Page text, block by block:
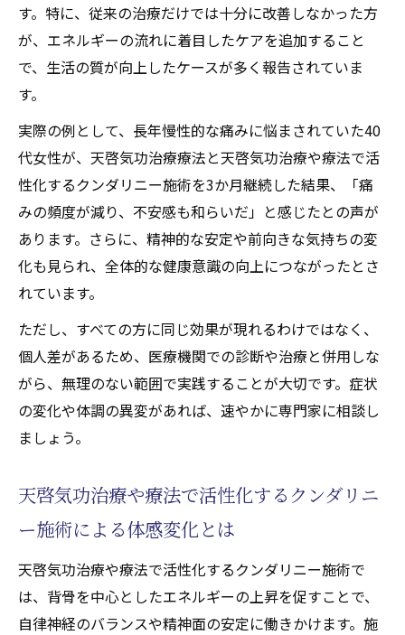
す。特に、従来の治療だけでは十分に改善しなかった方
が、エネルギーの流れに着目したケアを追加すること
で、生活の質が向上したケースが多く報告されていま
す。
実際の例として、長年慢性的な痛みに悩まされていた40
代女性が、天啓気功治療療法と天啓気功治療や療法で活
性化するクンダリニー施術を3か月継続した結果、「痛
みの頻度が減り、不安感も和らいだ」と感じたとの声が
あります。さらに、精神的な安定や前向きな気持ちの変
化も見られ、全体的な健康意識の向上につながったとさ
れています。
ただし、すべての方に同じ効果が現れるわけではなく、
個人差があるため、医療機関での診断や治療と併用しな
がら、無理のない範囲で実践することが大切です。症状
の変化や体調の異変があれば、速やかに専門家に相談し
ましょう。
天啓気功治療や療法で活性化するクンダリニ
ー施術による体感変化とは
天啓気功治療や療法で活性化するクンダリニー施術で
は、背骨を中心としたエネルギーの上昇を促すことで、
自律神経のバランスや精神面の安定に働きかけます。施